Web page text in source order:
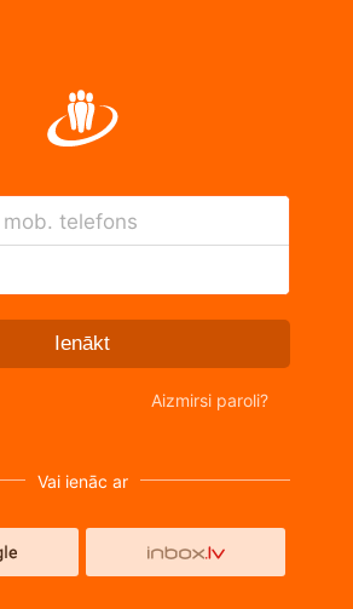
telefons
Ienākt
Aizmirsi paroli?
Vai ienāc ar